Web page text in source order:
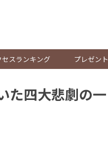
セスランキング プレゼント
た四大悲劇の一